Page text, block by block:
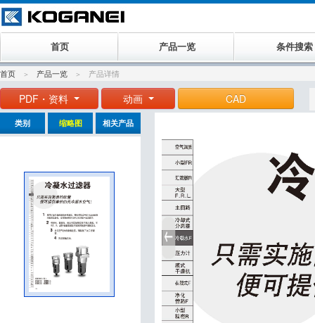
首页 产品一览 条件搜索
首页 产品一览 产品详情
PDF・资料 动画 CAD
类别 缩略图 相关产品